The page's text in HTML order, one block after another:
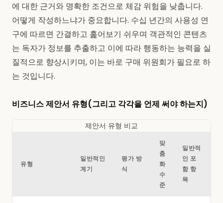
에 대한 근거와 명확한 조건으로 체감 위험을 낮춥니다.
어떻게 작성하느냐가 중요합니다. 수십 년간의 사용성 연
구에 따르면 간결하고 훑어보기 쉬우며 객관적인 콘텐츠
는 독자가 정보를 추출하고 이에 따라 행동하는 능력을 실
질적으로 향상시키며, 이는 바로 구매 위원회가 필요로 하
는 것입니다.
비즈니스 제안서 유형(그리고 각각을 언제 써야 하는지)
제안서 유형 비교
유형
일반적인
계기
평가 방
식
맞
춤
화
수
준
일반적
인 포
함 항
목